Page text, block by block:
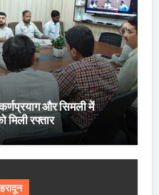
और सिमली में
मिली रफ्तार